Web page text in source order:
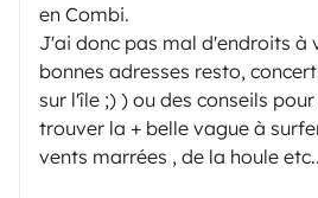
en Combi.
J'ai donc pas mal d'endroits à
bonnes adresses resto,
sur l'île ;) ) ou des conseils
trouver la + belle vague à
vents marrées , de la houle etc..